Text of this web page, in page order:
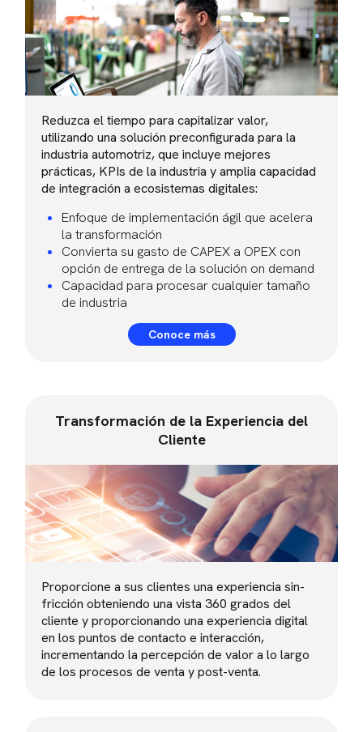
Reduzca el tiempo para capitalizar valor,
utilizando una solución preconfigurada para la
industria automotriz, que incluye mejores
prácticas, KPIs de la industria y amplia capacidad
de integración a ecosistemas digitales:
Enfoque de implementación ágil que acelera
la transformación
Convierta su gasto de CAPEX a OPEX con
opción de entrega de la solución on demand
Capacidad para procesar cualquier tamaño
de industria
Conoce más
Transformación de la Experiencia del
Cliente
Proporcione a sus clientes una experiencia sin-
fricción obteniendo una vista 360 grados del
cliente y proporcionando una experiencia digital
en los puntos de contacto e interacción,
incrementando la percepción de valor a lo largo
de los procesos de venta y post-venta.